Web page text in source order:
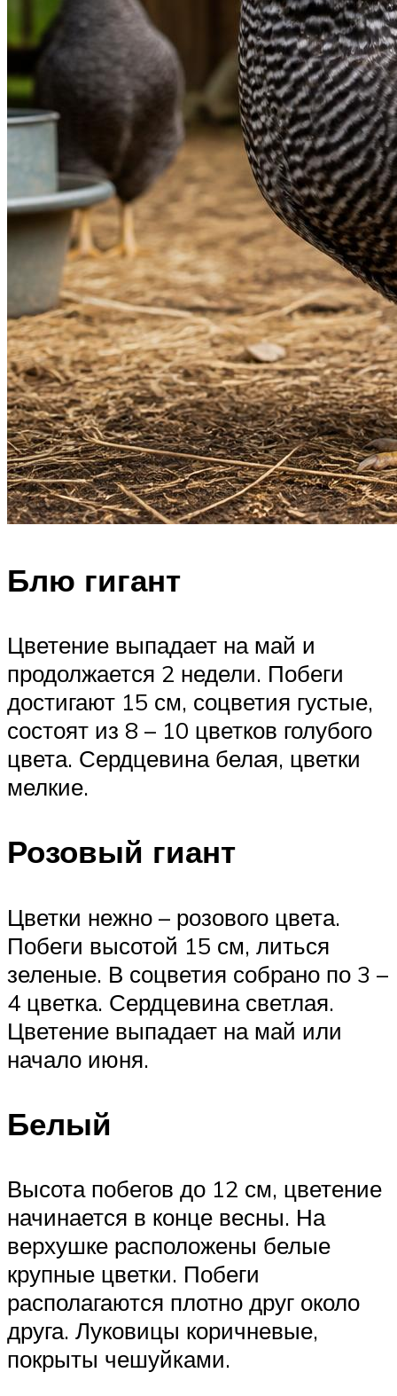
Блю гигант
Цветение выпадает на май и
продолжается 2 недели. Побеги
достигают 15 см, соцветия густые,
состоят из 8 – 10 цветков голубого
цвета. Сердцевина белая, цветки
мелкие.
Розовый гиант
Цветки нежно – розового цвета.
Побеги высотой 15 см, литься
зеленые. В соцветия собрано по 3 –
4 цветка. Сердцевина светлая.
Цветение выпадает на май или
начало июня.
Белый
Высота побегов до 12 см, цветение
начинается в конце весны. На
верхушке расположены белые
крупные цветки. Побеги
располагаются плотно друг около
друга. Луковицы коричневые,
покрыты чешуйками.